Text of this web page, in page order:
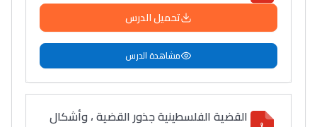
تحميل الدرس
مشاهدة الدرس
القضية الفلسطينية جذور القضية ، وأشكال